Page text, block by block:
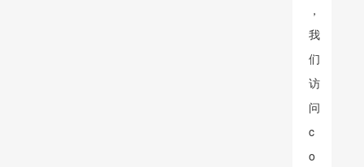
，
我
们
访
问
c
o